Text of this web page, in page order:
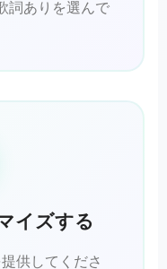
詞ありを選んで
イズする
供してくださ